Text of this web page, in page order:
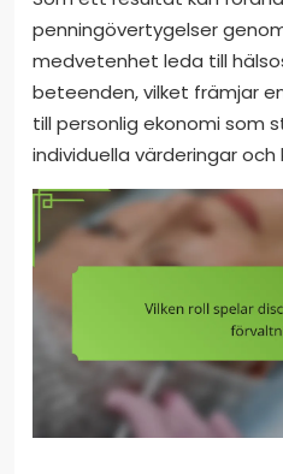
penningövertygelser
medvetenhet leda till
beteenden, vilket främjar
till personlig ekonomi som
individuella värderingar och